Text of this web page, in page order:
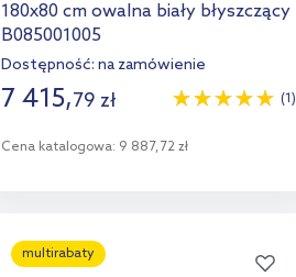
180x80 cm owalna biały błyszczący
B085001005
Dostępność: na zamówienie
7 415,79 zł
Cena katalogowa: 9 887,72 zł
(1)
Dodaj do porównania
multirabaty